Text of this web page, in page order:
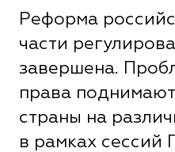
Реформа
части
завершена.
права
страны на
в рамках